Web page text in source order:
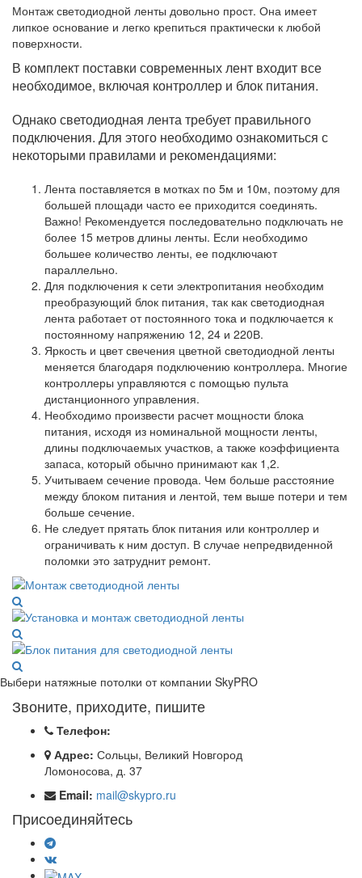
Монтаж светодиодной ленты довольно прост. Она имеет
липкое основание и легко крепиться практически к любой
поверхности.
В комплект поставки современных лент входит все
необходимое, включая контроллер и блок питания.
Однако светодиодная лента требует правильного
подключения. Для этого необходимо ознакомиться с
некоторыми правилами и рекомендациями:
Лента поставляется в мотках по 5м и 10м, поэтому для
большей площади часто ее приходится соединять.
Важно! Рекомендуется последовательно подключать не
более 15 метров длины ленты. Если необходимо
большее количество ленты, ее подключают
параллельно.
Для подключения к сети электропитания необходим
преобразующий блок питания, так как светодиодная
лента работает от постоянного тока и подключается к
постоянному напряжению 12, 24 и 220В.
Яркость и цвет свечения цветной светодиодной ленты
меняется благодаря подключению контроллера. Многие
контроллеры управляются с помощью пульта
дистанционного управления.
Необходимо произвести расчет мощности блока
питания, исходя из номинальной мощности ленты,
длины подключаемых участков, а также коэффициента
запаса, который обычно принимают как 1,2.
Учитываем сечение провода. Чем больше расстояние
между блоком питания и лентой, тем выше потери и тем
больше сечение.
Не следует прятать блок питания или контроллер и
ограничивать к ним доступ. В случае непредвиденной
поломки это затруднит ремонт.
Выбери натяжные потолки от компании SkyPRO
Звоните, приходите, пишите
Телефон:
Адрес: Сольцы, Великий Новгород
Ломоносова, д. 37
Email: mail@skypro.ru
Присоединяйтесь